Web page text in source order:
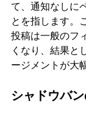
て、通知なしに
とを指します。
投稿は一般のフ
くなり、結果と
ージメントが大
シャドウバ